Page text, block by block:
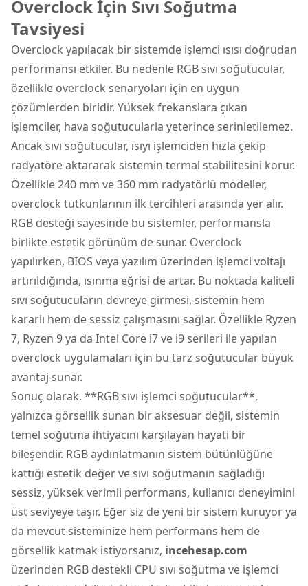
Overclock İçin Sıvı Soğutma
Tavsiyesi
Overclock yapılacak bir sistemde işlemci ısısı doğrudan
performansı etkiler. Bu nedenle RGB sıvı soğutucular,
özellikle overclock senaryoları için en uygun
çözümlerden biridir. Yüksek frekanslara çıkan
işlemciler, hava soğutucularla yeterince serinletilemez.
Ancak sıvı soğutucular, ısıyı işlemciden hızla çekip
radyatöre aktararak sistemin termal stabilitesini korur.
Özellikle 240 mm ve 360 mm radyatörlü modeller,
overclock tutkunlarının ilk tercihleri arasında yer alır.
RGB desteği sayesinde bu sistemler, performansla
birlikte estetik görünüm de sunar. Overclock
yapılırken, BIOS veya yazılım üzerinden işlemci voltajı
artırıldığında, ısınma eğrisi de artar. Bu noktada kaliteli
sıvı soğutucuların devreye girmesi, sistemin hem
kararlı hem de sessiz çalışmasını sağlar. Özellikle Ryzen
7, Ryzen 9 ya da Intel Core i7 ve i9 serileri ile yapılan
overclock uygulamaları için bu tarz soğutucular büyük
avantaj sunar.
Sonuç olarak, **RGB sıvı işlemci soğutucular**,
yalnızca görsellik sunan bir aksesuar değil, sistemin
temel soğutma ihtiyacını karşılayan hayati bir
bileşendir. RGB aydınlatmanın sistem bütünlüğüne
kattığı estetik değer ve sıvı soğutmanın sağladığı
sessiz, yüksek verimli performans, kullanıcı deneyimini
üst seviyeye taşır. Eğer siz de yeni bir sistem kuruyor ya
da mevcut sisteminize hem performans hem de
görsellik katmak istiyorsanız, incehesap.com
üzerinden RGB destekli CPU sıvı soğutma ve işlemci